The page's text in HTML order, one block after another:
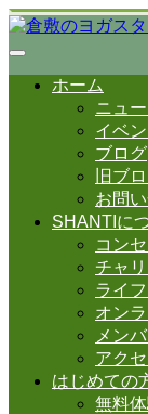
ホーム
ニュ
イベ
ブログ
旧ブ
お問
SHANTIに
コン
チャ
ライ
オン
メン
アク
はじめての
無料